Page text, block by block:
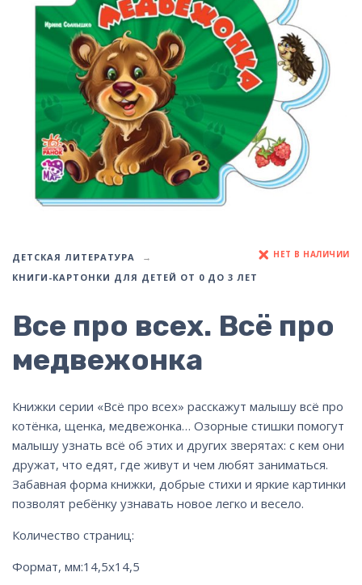
ДЕТСКАЯ ЛИТЕРАТУРА
КНИГИ-КАРТОНКИ ДЛЯ ДЕТЕЙ ОТ 0 ДО 3 ЛЕТ
НЕТ В НАЛИЧИИ
Все про всех. Всё про
медвежонка
Книжки серии «Всё про всех» расскажут малышу всё про
котёнка, щенка, медвежонка… Озорные стишки помогут
малышу узнать всё об этих и других зверятах: с кем они
дружат, что едят, где живут и чем любят заниматься.
Забавная форма книжки, добрые стихи и яркие картинки
позволят ребёнку узнавать новое легко и весело.
Количество страниц:
Формат, мм:14,5х14,5